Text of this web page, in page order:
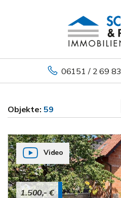
06151 / 2 69 83
Objekte: 59
1.500,- €
Video